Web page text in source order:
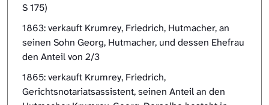
S 175)
1863: verkauft Krumrey, Friedrich, Hutmacher, an
seinen Sohn Georg, Hutmacher, und dessen Ehefrau
den Anteil von 2/3
1865: verkauft Krumrey, Friedrich,
Gerichtsnotariatsassistent, seinen Anteil an den